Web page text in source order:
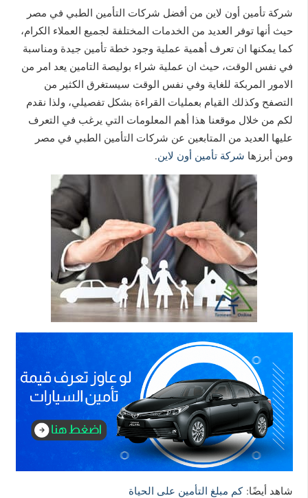
شركة تأمين أون لاين من أفضل شركات التأمين الطبي في مصر
حيث أنها توفر العديد من الخدمات المختلفة لجميع العملاء الكرام،
كما يمكنها ان تعرف أهمية عملية وجود خطة تأمين جيدة ومناسبة
في نفس الوقت، حيث ان عملية شراء بوليصة التامين يعد امر من
الامور المربكة للغاية وفي نفس الوقت سيستغرق الكثير من
التصفح وكذلك القيام بعمليات القراءة بشكل تفصيلي، ولذا نقدم
لكم من خلال موقعنا هذا أهم المعلومات التي يرغب في التعرف
عليها العديد من المتابعين عن شركات التأمين الطبي في مصر
ومن أبرزها شركة تأمين أون لاين.
شاهد أيضًا:كم مبلغ التأمين على الحياة